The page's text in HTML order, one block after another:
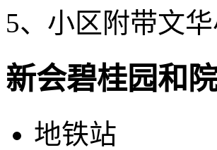
5、小区附带文
新会碧桂园和
地铁站